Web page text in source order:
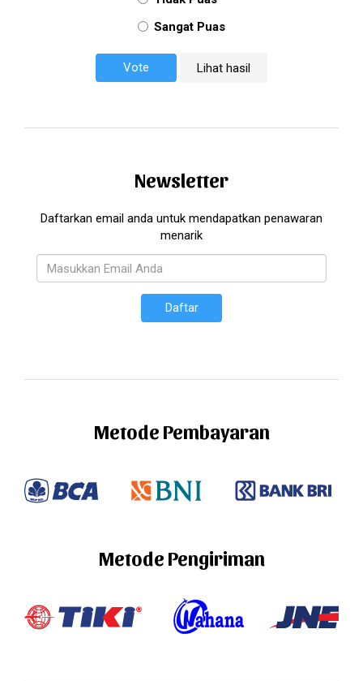
Sangat Puas
Lihat hasil
Newsletter
Daftarkan email anda untuk mendapatkan penawaran
menarik
Metode Pembayaran
Metode Pengiriman